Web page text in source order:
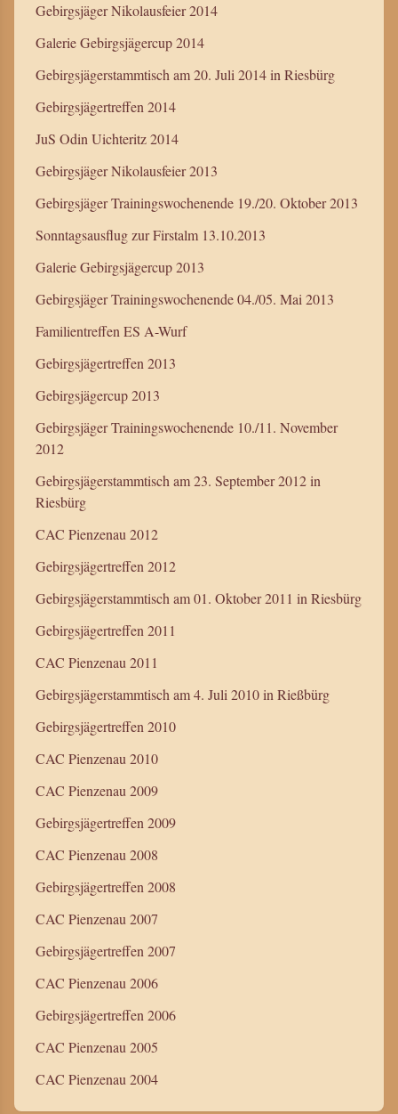
Gebirgsjäger Nikolausfeier 2014
Galerie Gebirgsjägercup 2014
Gebirgsjägerstammtisch am 20. Juli 2014 in Riesbürg
Gebirgsjägertreffen 2014
JuS Odin Uichteritz 2014
Gebirgsjäger Nikolausfeier 2013
Gebirgsjäger Trainingswochenende 19./20. Oktober 2013
Sonntagsausflug zur Firstalm 13.10.2013
Galerie Gebirgsjägercup 2013
Gebirgsjäger Trainingswochenende 04./05. Mai 2013
Familientreffen ES A-Wurf
Gebirgsjägertreffen 2013
Gebirgsjägercup 2013
Gebirgsjäger Trainingswochenende 10./11. November
2012
Gebirgsjägerstammtisch am 23. September 2012 in
Riesbürg
CAC Pienzenau 2012
Gebirgsjägertreffen 2012
Gebirgsjägerstammtisch am 01. Oktober 2011 in Riesbürg
Gebirgsjägertreffen 2011
CAC Pienzenau 2011
Gebirgsjägerstammtisch am 4. Juli 2010 in Rießbürg
Gebirgsjägertreffen 2010
CAC Pienzenau 2010
CAC Pienzenau 2009
Gebirgsjägertreffen 2009
CAC Pienzenau 2008
Gebirgsjägertreffen 2008
CAC Pienzenau 2007
Gebirgsjägertreffen 2007
CAC Pienzenau 2006
Gebirgsjägertreffen 2006
CAC Pienzenau 2005
CAC Pienzenau 2004